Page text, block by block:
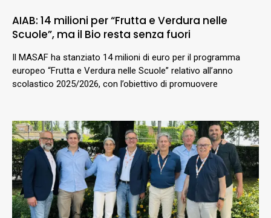
AIAB: 14 milioni per “Frutta e Verdura nelle
Scuole”, ma il Bio resta senza fuori
Il MASAF ha stanziato 14 milioni di euro per il programma
europeo “Frutta e Verdura nelle Scuole” relativo all’anno
scolastico 2025/2026, con l’obiettivo di promuovere